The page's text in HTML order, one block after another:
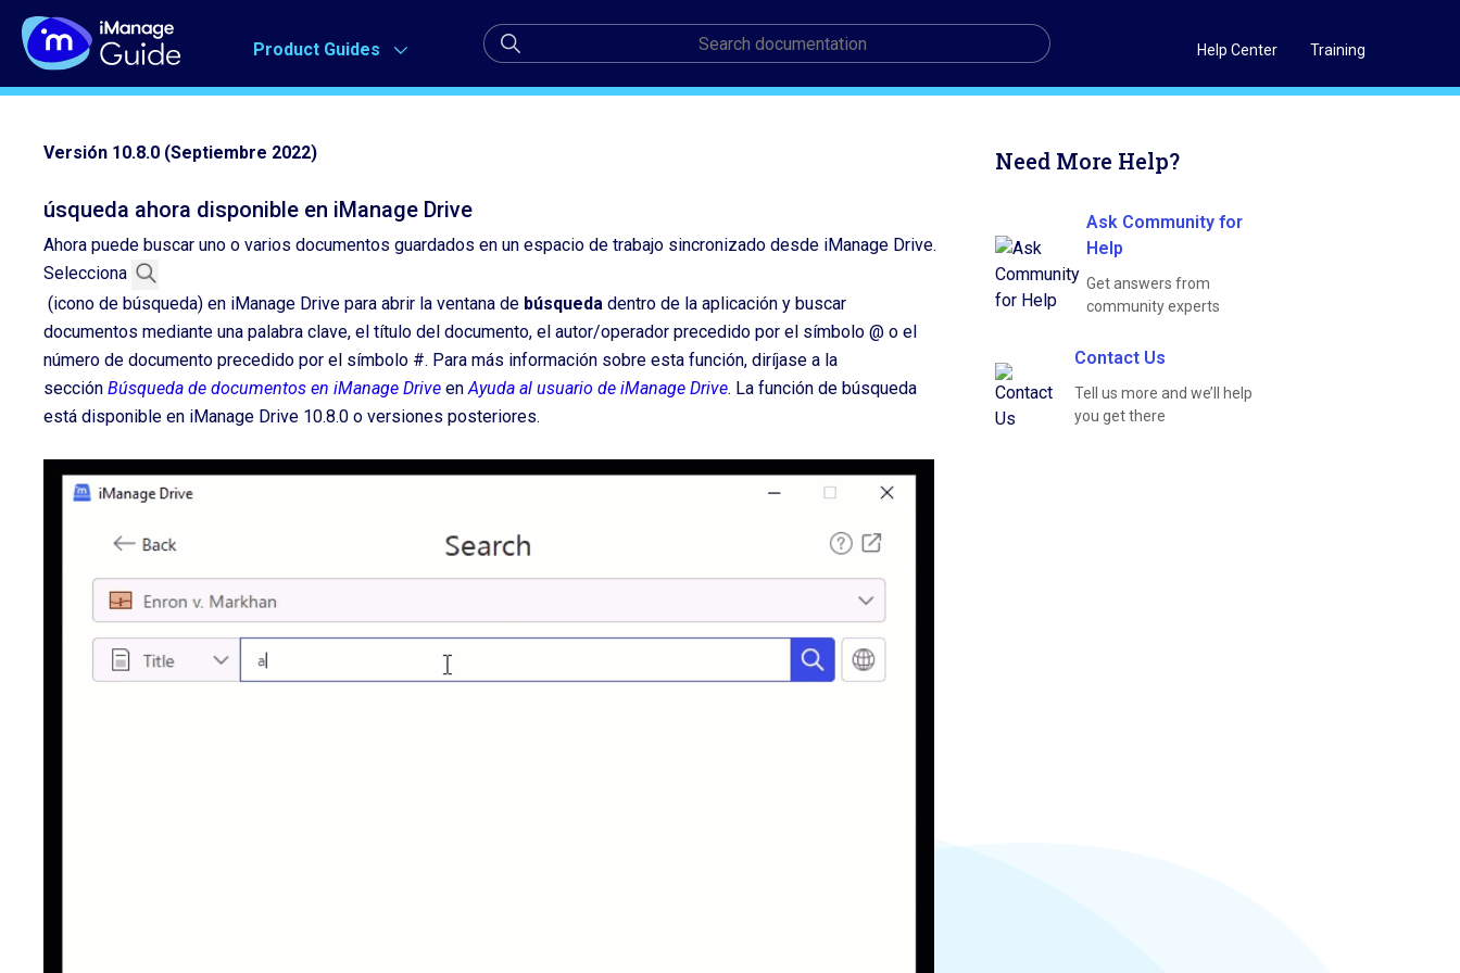
Skip
content
Product Guides Help Center Training
Versión 10.8.0 (Septiembre 2022)
úsqueda ahora disponible en iManage Drive
Ahora puede buscar uno o varios documentos guardados en un espacio de trabajo sincronizado desde iManage Drive.
Selecciona
(icono de búsqueda) en iManage Drive para abrir la ventana de búsqueda dentro de la aplicación y buscar
documentos mediante una palabra clave, el título del documento, el autor/operador precedido por el símbolo @ o el
número de documento precedido por el símbolo #. Para más información sobre esta función, diríjase a la
sección Búsqueda de documentos en iManage Drive en Ayuda al usuario de iManage Drive. La función de búsqueda
está disponible en iManage Drive 10.8.0 o versiones posteriores.
Need More Help?
Ask Community for
Help
Get answers from
community experts
Contact Us
Tell us more and we’ll help
you get there